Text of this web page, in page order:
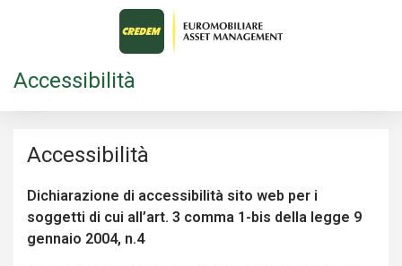
Accessibilità
Accessibilità
Dichiarazione di accessibilità sito web per i
soggetti di cui all’art. 3 comma 1-bis della legge 9
gennaio 2004, n.4